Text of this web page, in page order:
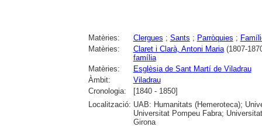
Matèries: Clergues ; Sants ; Parròquies ;
Matèries:
Claret i Clarà, Antoni Maria(1807-
família
Matèries:
Esglèsia de Sant Martí de Viladrau
Àmbit:
Viladrau
Cronologia:
[1840 - 1850]
Localització: UAB: Humanitats (Hemeroteca);
Universitat Pompeu Fabra;
Girona